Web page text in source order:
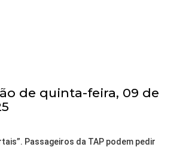
de quinta-feira, 09 de
Passageiros da TAP podem pedir